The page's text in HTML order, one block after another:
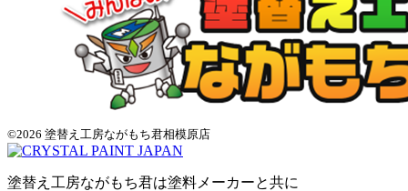
©2026 塗替え工房ながもち君相模原店
塗替え工房ながもち君は塗料メーカーと共に